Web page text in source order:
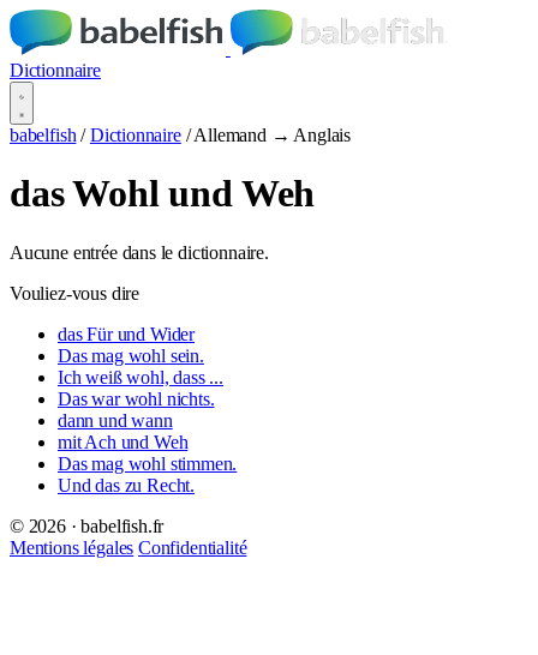
Dictionnaire
babelfish / Dictionnaire / Allemand → Anglais
das Wohl und Weh
Aucune entrée dans le dictionnaire.
Vouliez-vous dire
das Für und Wider
Das mag wohl sein.
Ich weiß wohl, dass ...
Das war wohl nichts.
dann und wann
mit Ach und Weh
Das mag wohl stimmen.
Und das zu Recht.
© 2026 · babelfish.fr
Mentions légales Confidentialité